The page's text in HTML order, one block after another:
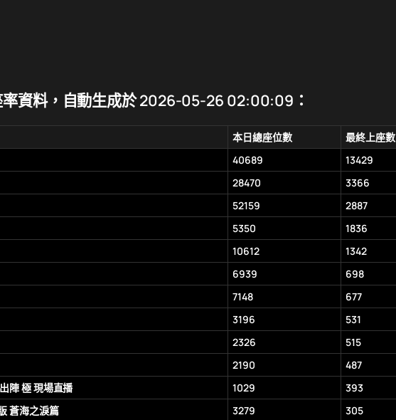
資料，自動生成於 2026-05-26 02:00:09：
本日總座位數 最終上座數
40689 13429
28470 3366
52159 2887
5350 1836
10612 1342
6939 698
7148 677
3196 531
2326 515
2190 487
陣 極 現場直播 1029 393
蒼海之淚篇 3279 305